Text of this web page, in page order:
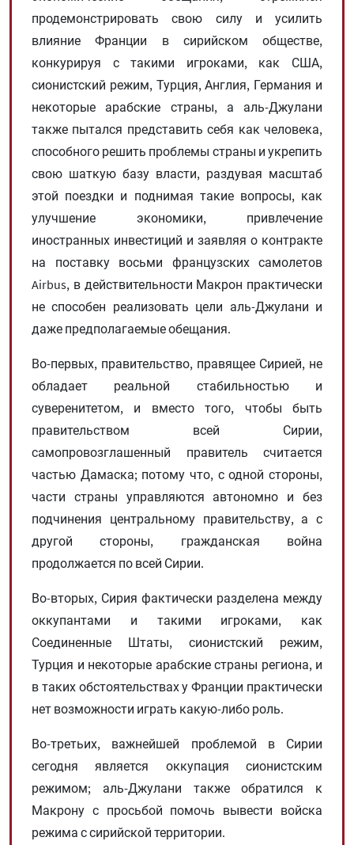
продемонстрировать свою силу и усилить
влияние Франции в сирийском обществе,
конкурируя с такими игроками, как США,
сионистский режим, Турция, Англия, Германия и
некоторые арабские страны, а аль-Джулани
также пытался представить себя как человека,
способного решить проблемы страны и укрепить
свою шаткую базу власти, раздувая масштаб
этой поездки и поднимая такие вопросы, как
улучшение экономики, привлечение
иностранных инвестиций и заявляя о контракте
на поставку восьми французских самолетов
Airbus, в действительности Макрон практически
не способен реализовать цели аль-Джулани и
даже предполагаемые обещания.
Во-первых, правительство, правящее Сирией, не
обладает реальной стабильностью и
суверенитетом, и вместо того, чтобы быть
правительством всей Сирии,
самопровозглашенный правитель считается
частью Дамаска; потому что, с одной стороны,
части страны управляются автономно и без
подчинения центральному правительству, а с
другой стороны, гражданская война
продолжается по всей Сирии.
Во-вторых, Сирия фактически разделена между
оккупантами и такими игроками, как
Соединенные Штаты, сионистский режим,
Турция и некоторые арабские страны региона, и
в таких обстоятельствах у Франции практически
нет возможности играть какую-либо роль.
Во-третьих, важнейшей проблемой в Сирии
сегодня является оккупация сионистским
режимом; аль-Джулани также обратился к
Макрону с просьбой помочь вывести войска
режима с сирийской территории.